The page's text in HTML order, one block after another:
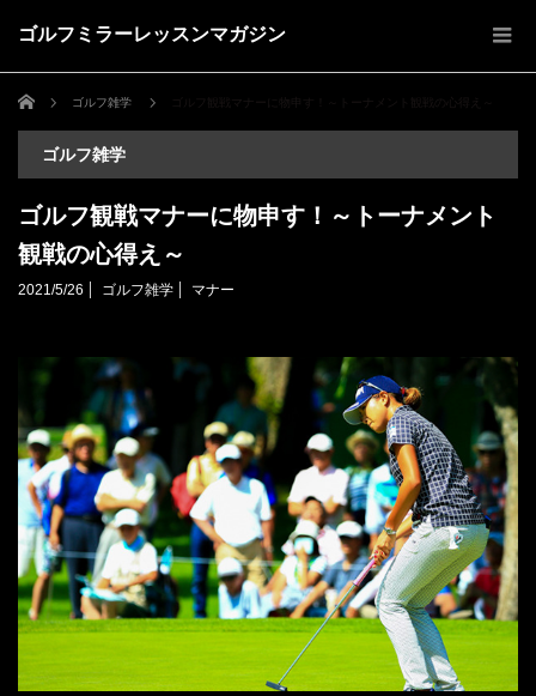
ゴルフミラーレッスンマガジン
ホーム ゴルフ雑学
ゴルフ雑学
ゴルフ観戦マナーに物申す！～トーナメント
観戦の心得え～
2021/5/26 ゴルフ雑学 マナー